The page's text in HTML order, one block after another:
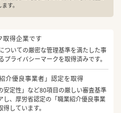
す。
取得企業です
ついての厳密な管理基準を満たした事
プライバシーマークを取得済みです。
紹介優良事業者」認定を取得
安定性」など80項目の厳しい審査基準
し、厚労省認定の「職業紹介優良事業
得しています。